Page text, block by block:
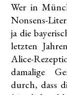
Wer in
Nonsens-
ja die
letzten
Alice-
damalige
durch, dass